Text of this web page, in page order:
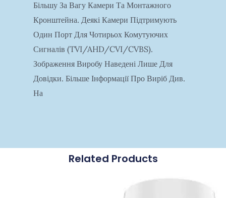
Більшу За Вагу Камери Та Монтажного
Кронштейна. Деякі Камери Підтримують
Один Порт Для Чотирьох Комутуючих
Сигналів (TVI/AHD/CVI/CVBS).
Зображення Виробу Наведені Лише Для
Довідки. Більше Інформації Про Виріб Див.
На
Related Products